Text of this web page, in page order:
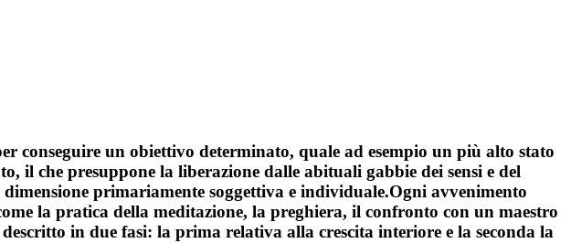
conseguire un obiettivo determinato, quale ad esempio un più alto stato
il che presuppone la liberazione dalle abituali gabbie dei sensi e del
primariamente soggettiva e individuale.Ogni avvenimento
la pratica della meditazione, la preghiera, il confronto con un maestro
in due fasi: la prima relativa alla crescita interiore e la seconda la